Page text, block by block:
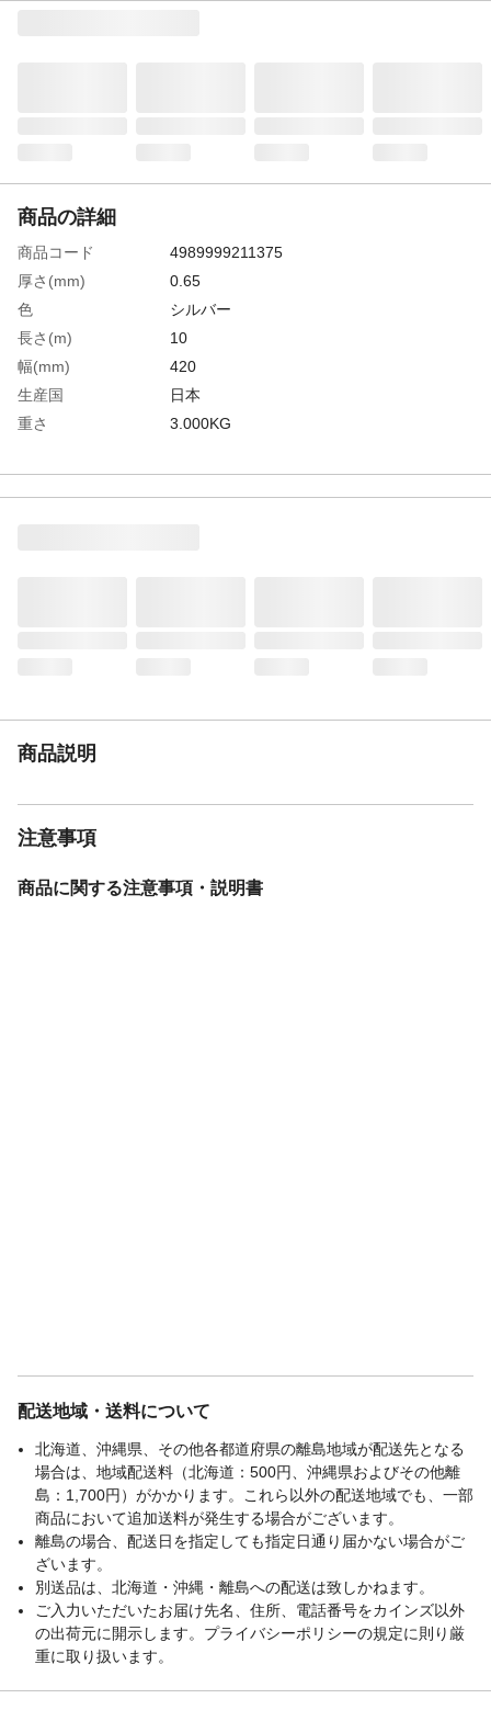
商品の詳細
商品コード
4989999211375
厚さ(mm)
0.65
色
シルバー
長さ(m)
10
幅(mm)
420
生産国
日本
重さ
3.000KG
材質2
粘着剤:アクリル系
商品説明
注意事項
商品に関する注意事項・説明書
配送地域・送料について
北海道、沖縄県、その他各都道府県の離島地域が配送先となる
場合は、地域配送料（北海道：500円、沖縄県およびその他離
島：1,700円）がかかります。これら以外の配送地域でも、一部
商品において追加送料が発生する場合がございます。
離島の場合、配送日を指定しても指定日通り届かない場合がご
ざいます。
別送品は、北海道・沖縄・離島への配送は致しかねます。
ご入力いただいたお届け先名、住所、電話番号をカインズ以外
の出荷元に開示します。プライバシーポリシーの規定に則り厳
重に取り扱います。